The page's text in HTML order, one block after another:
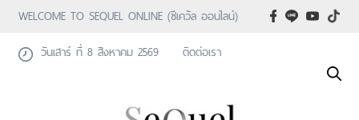
WELCOME TO SEQUEL ONLINE (ซีเคว้ล ออนไลน์)
วันเสาร์ ที่ 8 สิงหาคม 2569
ติดต่อเรา